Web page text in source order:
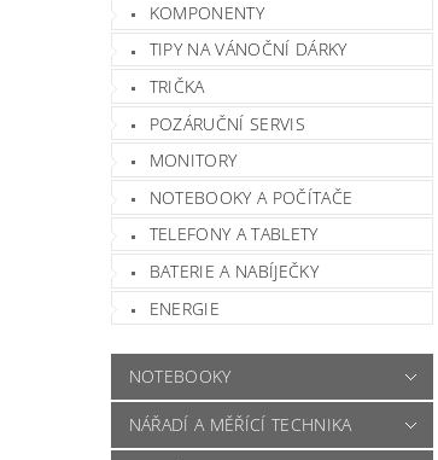
KOMPONENTY
TIPY NA VÁNOČNÍ DÁRKY
TRIČKA
POZÁRUČNÍ SERVIS
MONITORY
NOTEBOOKY A POČÍTAČE
TELEFONY A TABLETY
BATERIE A NABÍJEČKY
ENERGIE
NOTEBOOKY
NÁŘADÍ A MĚŘÍCÍ TECHNIKA